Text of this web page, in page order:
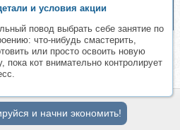
и условия акции
повод выбрать себе занятие по
что-нибудь смастерить,
или просто освоить новую
пока кот внимательно контролирует
Тариф - Без поддержки
через Вконтакте (Валерий
Антонов)>
и начни экономить!